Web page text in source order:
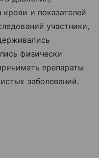
и показателей
участники,
физически
препараты
заболеваний.